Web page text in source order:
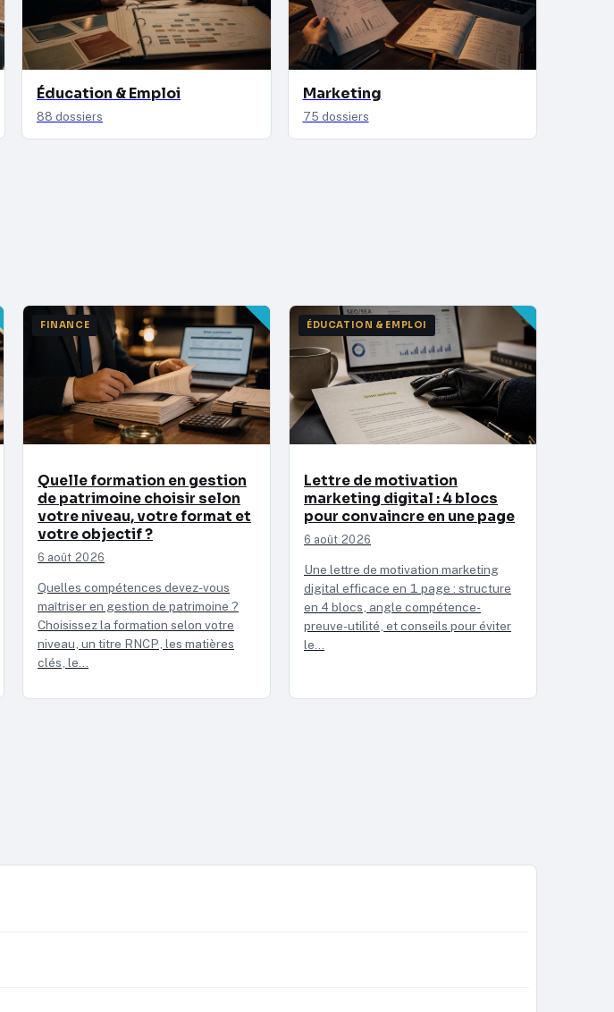
Éducation & Emploi
88 dossiers
Marketing
75 dossiers
FINANCE
Quelle formation en gestion
de patrimoine choisir selon
votre niveau, votre format et
votre objectif ?
6 août 2026
Quelles compétences devez-vous
maîtriser en gestion de patrimoine ?
Choisissez la formation selon votre
niveau, un titre RNCP, les matières
clés, le…
ÉDUCATION & EMPLOI
Lettre de motivation
marketing digital : 4 blocs
pour convaincre en une page
6 août 2026
Une lettre de motivation marketing
digital efficace en 1 page : structure
en 4 blocs, angle compétence-
preuve-utilité, et conseils pour éviter
le…